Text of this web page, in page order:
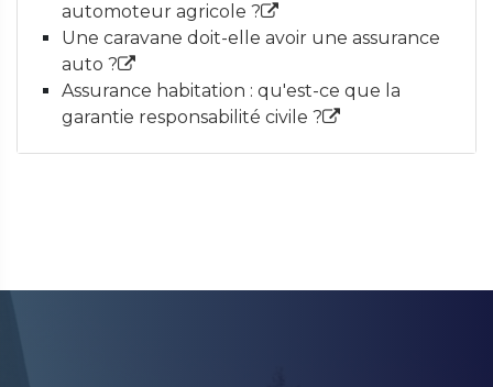
automoteur agricole ?
Une caravane doit-elle avoir une assurance
auto ?
Assurance habitation : qu'est-ce que la
garantie responsabilité civile ?